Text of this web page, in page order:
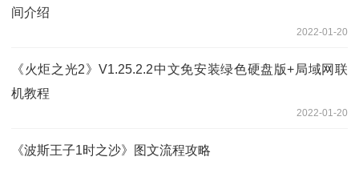
间介绍
2022-01-20
《火炬之光2》V1.25.2.2中文免安装绿色硬盘版+局域网联
机教程
2022-01-20
《波斯王子1时之沙》图文流程攻略